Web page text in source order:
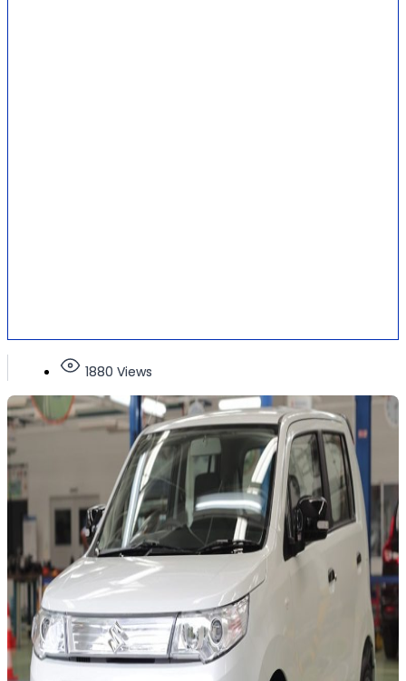
1880 Views